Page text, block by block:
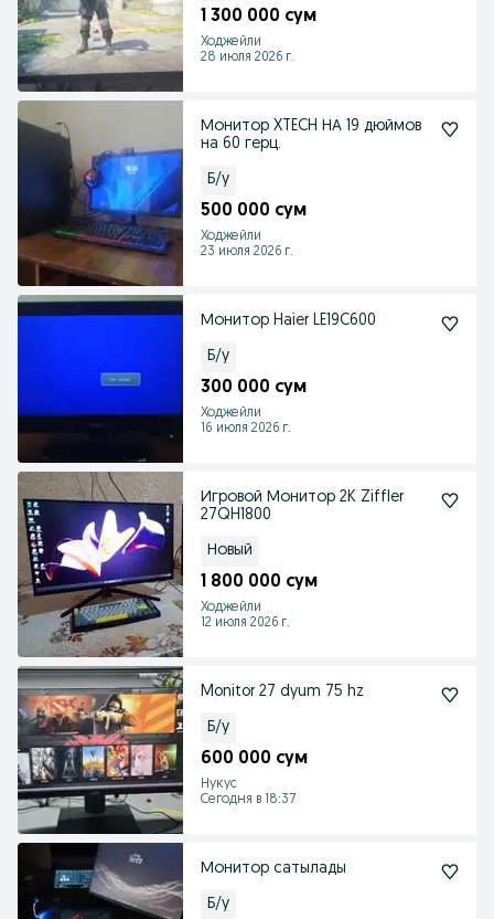
1 300 000 сум
Ходжейли
28 июля 2026 г.
Монитор XTECH НА 19 дюймов
на 60 герц.
Б/у
500 000 сум
Ходжейли
23 июля 2026 г.
Монитор Haier LE19C600
Б/у
300 000 сум
Ходжейли
16 июля 2026 г.
Игровой Монитор 2K Ziffler
27QH1800
Новый
1 800 000 сум
Ходжейли
12 июля 2026 г.
Monitor 27 dyum 75 hz
Б/у
600 000 сум
Нукус
Сегодня в 18:37
Монитор сатылады
Б/у